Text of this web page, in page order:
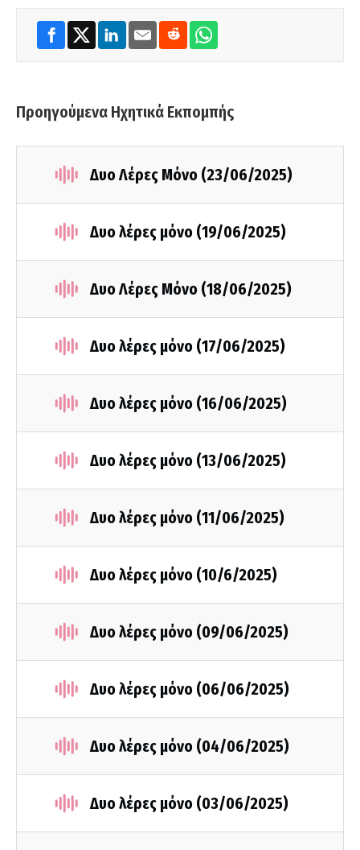
Προηγούμενα Ηχητικά Εκπομπής
Δυο Λέρες Μόνο (23/06/2025)
Δυο λέρες μόνο (19/06/2025)
Δυο Λέρες Μόνο (18/06/2025)
Δυο λέρες μόνο (17/06/2025)
Δυο λέρες μόνο (16/06/2025)
Δυο λέρες μόνο (13/06/2025)
Δυο λέρες μόνο (11/06/2025)
Δυο λέρες μόνο (10/6/2025)
Δυο λέρες μόνο (09/06/2025)
Δυο λέρες μόνο (06/06/2025)
Δυο λέρες μόνο (04/06/2025)
Δυο λέρες μόνο (03/06/2025)